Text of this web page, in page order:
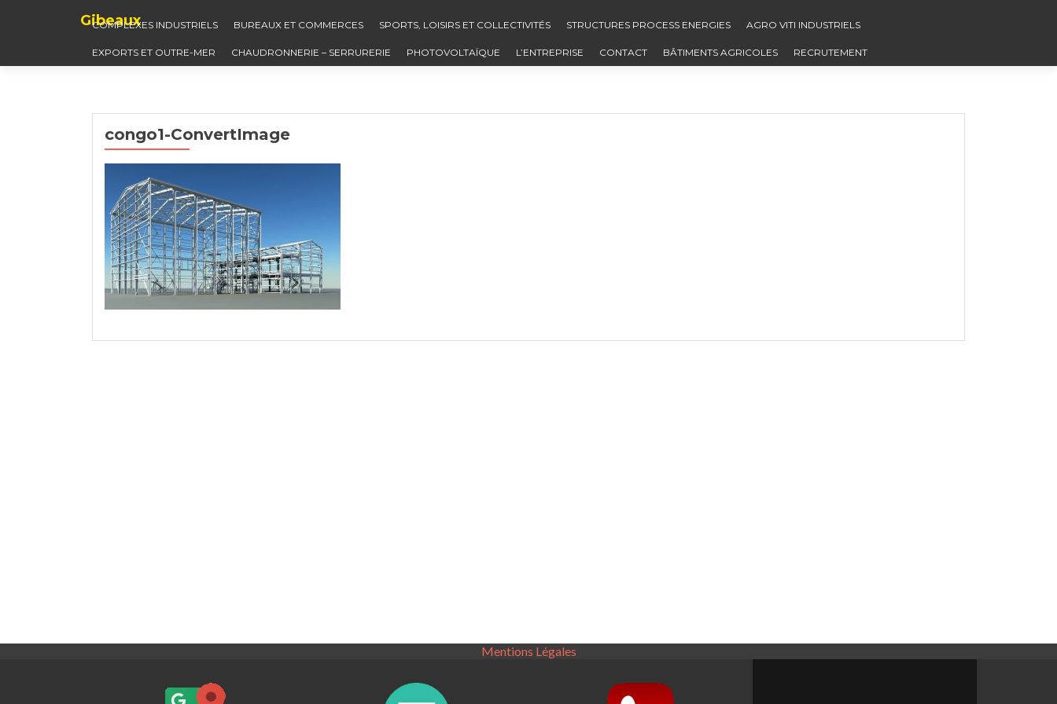
Gibeaux
COMPLEXES INDUSTRIELS BUREAUX ET COMMERCES SPORTS, LOISIRS ET COLLECTIVITÉS STRUCTURES PROCESS ENERGIES AGRO VITI INDUSTRIELS
EXPORTS ET OUTRE-MER CHAUDRONNERIE – SERRURERIE PHOTOVOLTAÏQUE L’ENTREPRISE CONTACT BÂTIMENTS AGRICOLES RECRUTEMENT
congo1-ConvertImage
Mentions Légales